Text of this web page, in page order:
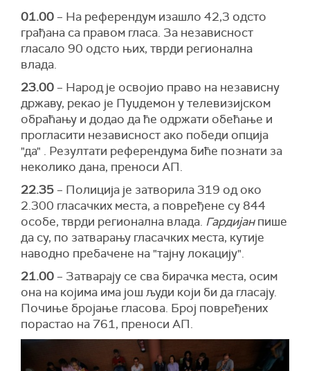
01.00 – На референдум изашло 42,3 одсто
грађана са правом гласа. За независност
гласало 90 одсто њих, тврди регионална
влада.
23.00 – Народ је освојио право на независну
државу, рекао је Пуџдемон у телевизијском
обраћању и додао да ће одржати обећање и
прогласити независност ако победи опција
"да" . Резултати референдума биће познати за
неколико дана, преноси АП.
22.35 – Полиција је затворила 319 од око
2.300 гласачких места, а повређене су 844
особе, тврди регионална влада. Гардијанпише
да су, по затварању гласачких места, кутије
наводно пребачене на "тајну локацију".
21.00 – Затварају се сва бирачка места, осим
она на којима има још људи који би да гласају.
Почиње бројање гласова. Број повређених
порастао на 761, преноси АП.